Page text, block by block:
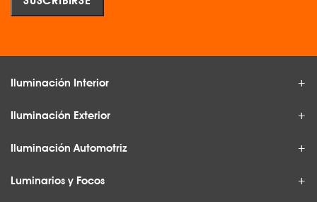
Iluminación Interior
Iluminación Exterior
Iluminación Automotriz
Luminarios y Focos